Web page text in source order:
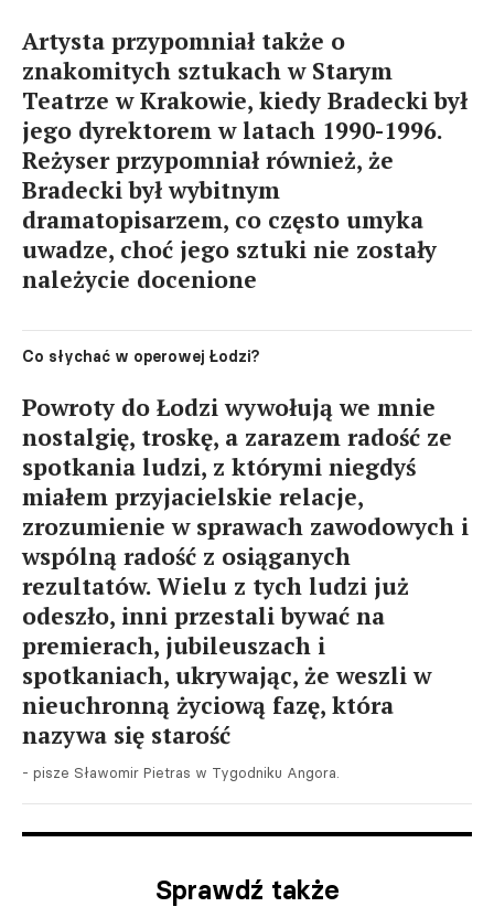
Artysta przypomniał także o
znakomitych sztukach w Starym
Teatrze w Krakowie, kiedy Bradecki był
jego dyrektorem w latach 1990-1996.
Reżyser przypomniał również, że
Bradecki był wybitnym
dramatopisarzem, co często umyka
uwadze, choć jego sztuki nie zostały
należycie docenione
Co słychać w operowej Łodzi?
Powroty do Łodzi wywołują we mnie
nostalgię, troskę, a zarazem radość ze
spotkania ludzi, z którymi niegdyś
miałem przyjacielskie relacje,
zrozumienie w sprawach zawodowych i
wspólną radość z osiąganych
rezultatów. Wielu z tych ludzi już
odeszło, inni przestali bywać na
premierach, jubileuszach i
spotkaniach, ukrywając, że weszli w
nieuchronną życiową fazę, która
nazywa się starość
- pisze Sławomir Pietras w Tygodniku Angora.
Sprawdź także